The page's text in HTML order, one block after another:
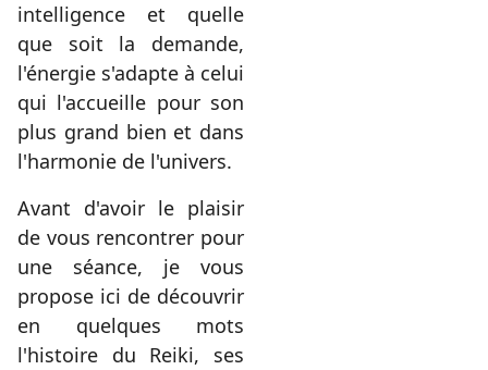
intelligence et quelle
que soit la demande,
l'énergie s'adapte à celui
qui l'accueille pour son
plus grand bien et dans
l'harmonie de l'univers.
Avant d'avoir le plaisir
de vous rencontrer pour
une séance, je vous
propose ici de découvrir
en quelques mots
l'histoire du Reiki, ses